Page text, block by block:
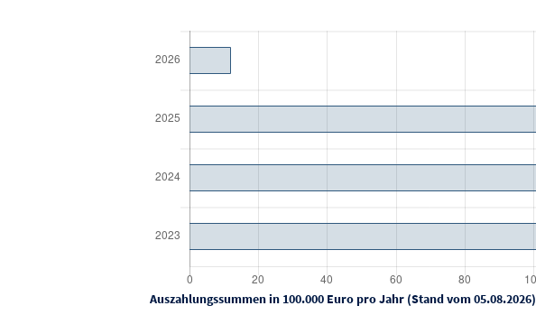
Auszahlungssummen in 100.000 Euro pro Jahr (Stand vom 05.08.2026)